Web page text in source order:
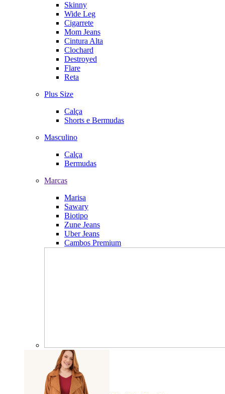
Skinny
Wide Leg
Cigarrete
Mom Jeans
Cintura Alta
Clochard
Destroyed
Flare
Reta
Plus Size
Calça
Shorts e Bermudas
Masculino
Calça
Bermudas
Marcas
Marisa
Sawary
Biotipo
Zune Jeans
Uber Jeans
Cambos Premium